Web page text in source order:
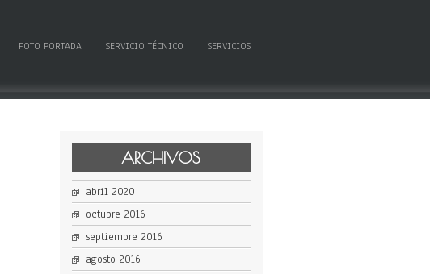
FOTO PORTADA SERVICIO TÉCNICO SERVICIOS
ARCHIVOS
abril 2020
octubre 2016
septiembre 2016
agosto 2016